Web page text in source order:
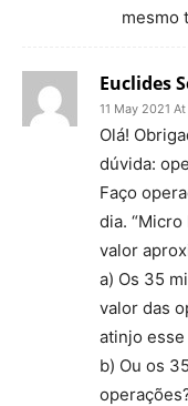
mesmo
Euclides
11 May 2021
Olá!
dúvida:
Faço
dia. “Micro
valor
a) Os 35
valor das
atinjo
b) Ou os